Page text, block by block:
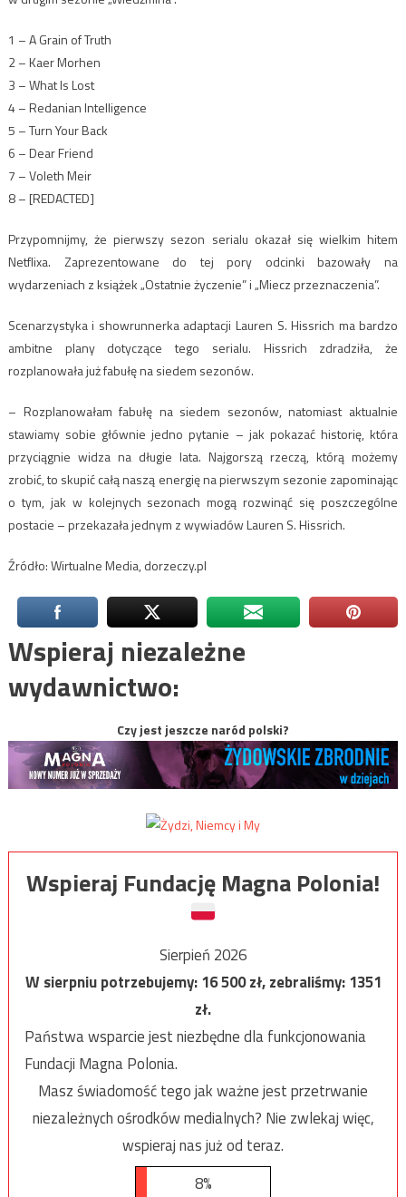
1 – A Grain of Truth
2 – Kaer Morhen
3 – What Is Lost
4 – Redanian Intelligence
5 – Turn Your Back
6 – Dear Friend
7 – Voleth Meir
8 – [REDACTED]
Przypomnijmy, że pierwszy sezon serialu okazał się wielkim hitem
Netflixa. Zaprezentowane do tej pory odcinki bazowały na
wydarzeniach z książek „Ostatnie życzenie” i „Miecz przeznaczenia”.
Scenarzystyka i showrunnerka adaptacji Lauren S. Hissrich ma bardzo
ambitne plany dotyczące tego serialu. Hissrich zdradziła, że
rozplanowała już fabułę na siedem sezonów.
– Rozplanowałam fabułę na siedem sezonów, natomiast aktualnie
stawiamy sobie głównie jedno pytanie – jak pokazać historię, która
przyciągnie widza na długie lata. Najgorszą rzeczą, którą możemy
zrobić, to skupić całą naszą energię na pierwszym sezonie zapominając
o tym, jak w kolejnych sezonach mogą rozwinąć się poszczególne
postacie – przekazała jednym z wywiadów Lauren S. Hissrich.
Źródło: Wirtualne Media, dorzeczy.pl
Wspieraj niezależne
wydawnictwo:
Czy jest jeszcze naród polski?
Wspieraj Fundację Magna Polonia!
Sierpień 2026
W sierpniu potrzebujemy:16 500zł, zebraliśmy:1351
zł.
Państwa wsparcie jest niezbędne dla funkcjonowania
Fundacji Magna Polonia.
Masz świadomość tego jak ważne jest przetrwanie
niezależnych ośrodków medialnych? Nie zwlekaj więc,
wspieraj nas już od teraz.
8%